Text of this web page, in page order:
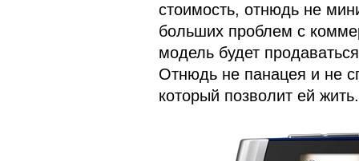
стоимость, отнюдь не
больших проблем с
модель будет
Отнюдь не панацея и не
который позволит ей жить.